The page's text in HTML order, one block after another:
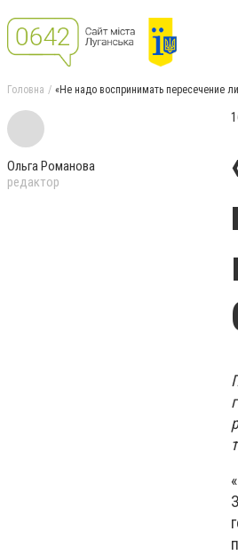
Головна «Не надо воспринимать пересечение
Ольга Романова
редактор